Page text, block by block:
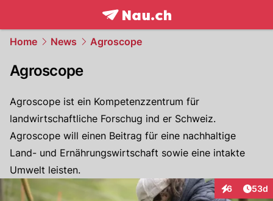
frontpage.NAU.ch
Home News Agroscope
Agroscope
Agroscope ist ein Kompetenzzentrum für
landwirtschaftliche Forschug ind er Schweiz.
Agroscope will einen Beitrag für eine nachhaltige
Land- und Ernährungswirtschaft sowie eine intakte
Umwelt leisten.
6
Interaktionen
53d